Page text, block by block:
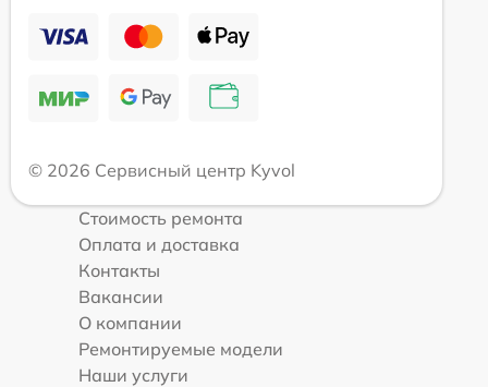
© 2026 Сервисный центр Kyvol
Стоимость ремонта
Оплата и доставка
Контакты
Вакансии
О компании
Ремонтируемые модели
Наши услуги